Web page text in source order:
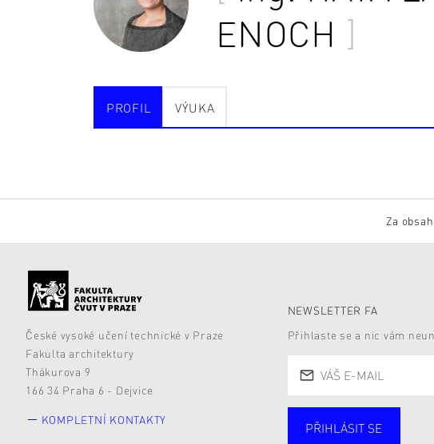
ENOCH
PROFIL VÝUKA
Za
České vysoké učení technické v Praze
Fakulta architektury
Thákurova 9
166 34 Praha 6 - Dejvice
KOMPLETNÍ KONTAKTY
NEWSLETTER FA
Přihlaste se a nic vám
PŘIHLÁSIT SE